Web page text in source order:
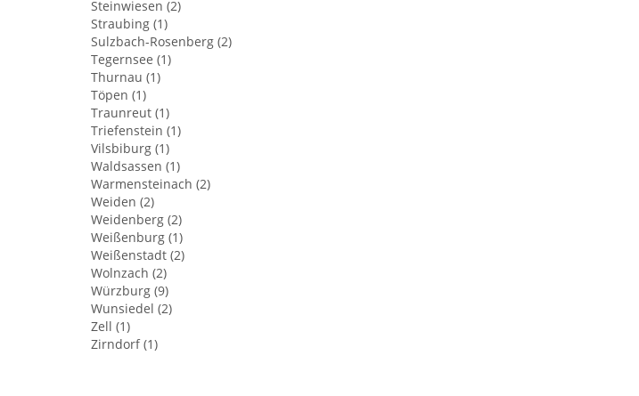
Steinwiesen (2)
Straubing (1)
Sulzbach-Rosenberg (2)
Tegernsee (1)
Thurnau (1)
Töpen (1)
Traunreut (1)
Triefenstein (1)
Vilsbiburg (1)
Waldsassen (1)
Warmensteinach (2)
Weiden (2)
Weidenberg (2)
Weißenburg (1)
Weißenstadt (2)
Wolnzach (2)
Würzburg (9)
Wunsiedel (2)
Zell (1)
Zirndorf (1)